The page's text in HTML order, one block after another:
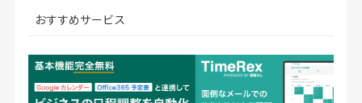
おすすめサービス